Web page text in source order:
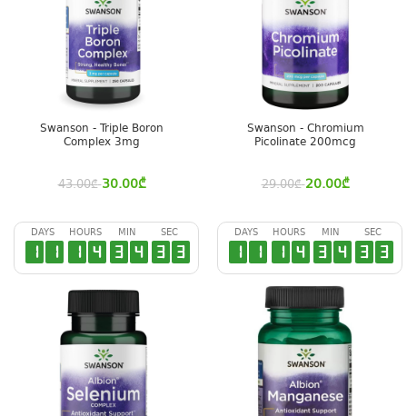
Swanson - Triple Boron
Complex 3mg
43.00₾ 30.00₾
Swanson - Chromium
Picolinate 200mcg
29.00₾ 20.00₾
DAYS
1 1
HOURS
1 4
MIN
3 4
SEC
3 2
DAYS
1 1
HOURS
1 4
MIN
3 4
SEC
3 2